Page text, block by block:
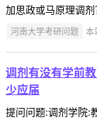
加思政或马原理调
河南大学考研问题 本
调剂有没有学前
少应届
提问问题:调剂学院